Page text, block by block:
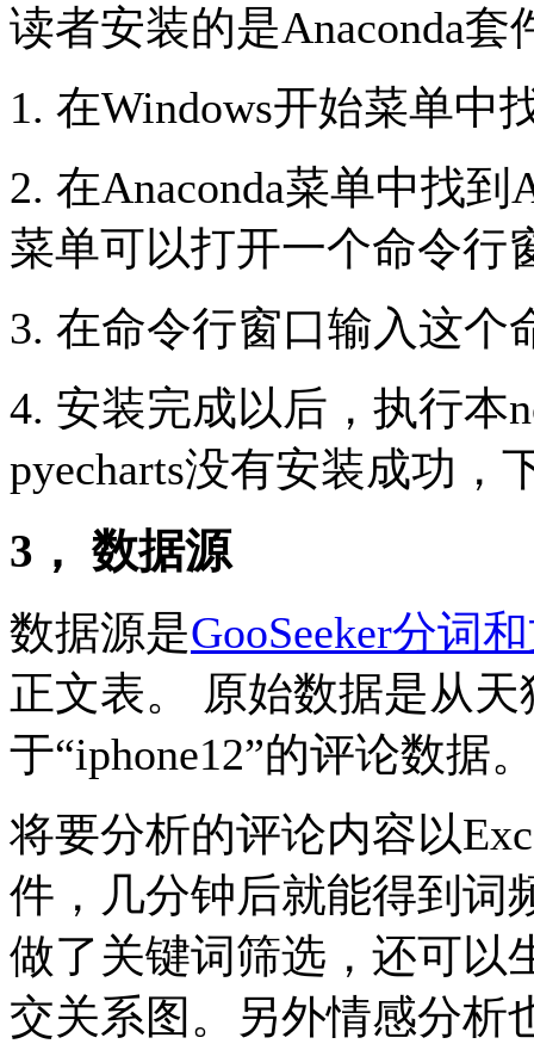
读者安装的是Anaconda
1. 在Windows开始菜单中
2. 在Anaconda菜单中找到
菜单可以打开一个命令行
3. 在命令行窗口输入这个
4. 安装完成以后，执行本
pyecharts没有安装成功
3， 数据源
数据源是GooSeeker分词
正文表。 原始数据是从
于“iphone12”的评论数据
将要分析的评论内容以
件，几分钟后就能得到词
做了关键词筛选，还可以
交关系图。另外情感分析